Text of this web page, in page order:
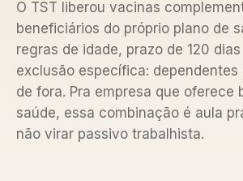
O TST liberou vacinas
beneficiários do próprio plano de
regras de idade, prazo de 120
exclusão específica:
de fora. Pra empresa que oferece
saúde, essa combinação é aula
não virar passivo trabalhista.